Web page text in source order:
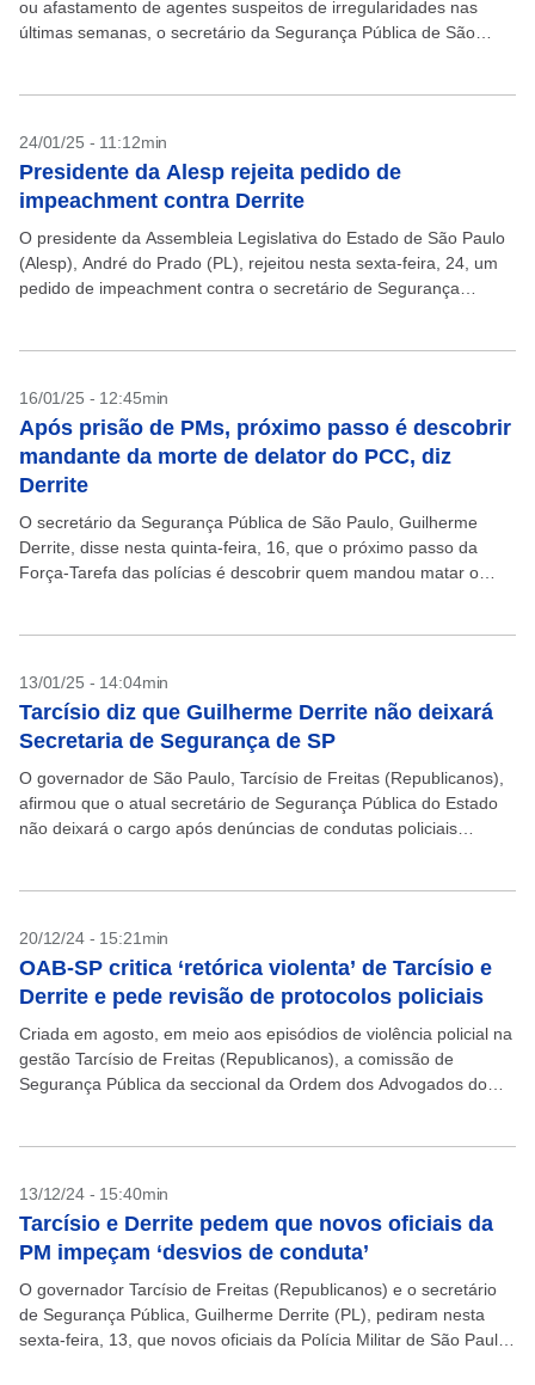
ou afastamento de agentes suspeitos de irregularidades nas
últimas semanas, o secretário da Segurança Pública de São
24/01/25 - 11:12min
Presidente da Alesp rejeita pedido de
impeachment contra Derrite
O presidente da Assembleia Legislativa do Estado de São Paulo
(Alesp), André do Prado (PL), rejeitou nesta sexta-feira, 24, um
pedido de impeachment contra o secretário de Segurança
16/01/25 - 12:45min
Após prisão de PMs, próximo passo é descobrir
mandante da morte de delator do PCC, diz
Derrite
O secretário da Segurança Pública de São Paulo, Guilherme
Derrite, disse nesta quinta-feira, 16, que o próximo passo da
Força-Tarefa das polícias é descobrir quem mandou matar o
13/01/25 - 14:04min
Tarcísio diz que Guilherme Derrite não deixará
Secretaria de Segurança de SP
O governador de São Paulo, Tarcísio de Freitas (Republicanos),
afirmou que o atual secretário de Segurança Pública do Estado
não deixará o cargo após denúncias de condutas policiais
20/12/24 - 15:21min
OAB-SP critica ‘retórica violenta’ de Tarcísio e
Derrite e pede revisão de protocolos policiais
Criada em agosto, em meio aos episódios de violência policial na
gestão Tarcísio de Freitas (Republicanos), a comissão de
Segurança Pública da seccional da Ordem dos Advogados do
13/12/24 - 15:40min
Tarcísio e Derrite pedem que novos oficiais da
PM impeçam ‘desvios de conduta’
O governador Tarcísio de Freitas (Republicanos) e o secretário
de Segurança Pública, Guilherme Derrite (PL), pediram nesta
sexta-feira, 13, que novos oficiais da Polícia Militar de São Paulo